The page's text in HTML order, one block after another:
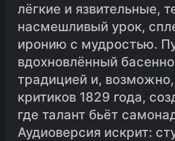
лёгкие и язвительные,
насмешливый урок,
иронию с мудростью.
вдохновлённый
традицией и,
критиков 1829 года,
где талант бьёт
Аудиоверсия искрит: